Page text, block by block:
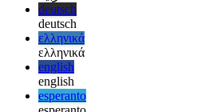
afrikaans
afrikaans
العربية
العربية
deutsch
deutsch
ελληνικά